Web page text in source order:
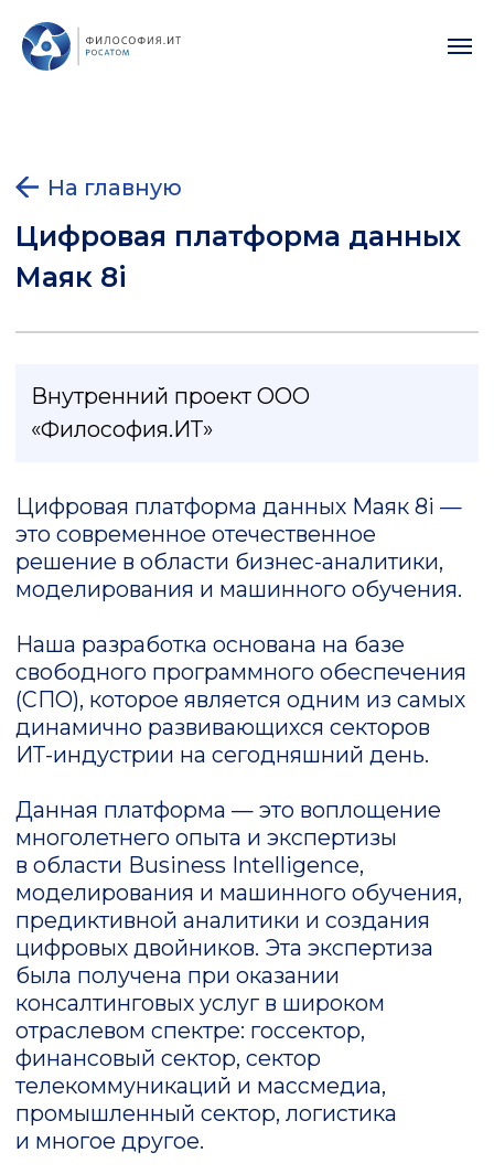
Маяк 8i
Внутренний проект ООО
Представляет собой гибкое
и масштабируемое решение для
визуального анализа данных
Обладает интуитивно понятным
интерфейсом
Является мощнейшим
инструментом для создания
сложных регламентных отчетов
Позволяет выполнять предиктивный
анализ работы оборудования
и создавать цифровые двойники
решение в области бизнес-аналитики,
моделирования и машинного обучения.
(СПО), которое является одним из самых
динамично развивающихся секторов
ИТ-индустрии на сегодняшний день.
Данная платформа — это воплощение
многолетнего опыта и экспертизы
моделирования и машинного обучения,
предиктивной аналитики и создания
цифровых двойников. Эта экспертиза
была получена при оказании
консалтинговых услуг в широком
отраслевом спектре: госсектор,
финансовый сектор, сектор
и многое другое.
Платформа Маяк 8i